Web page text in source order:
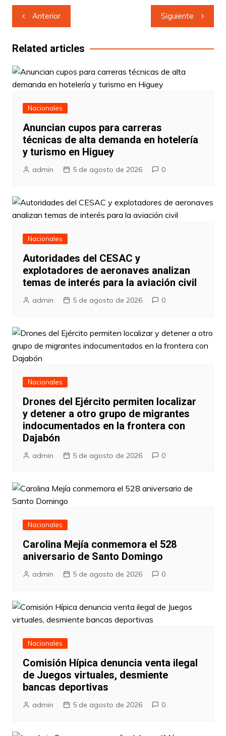
Navegación
de
entradas
Anterior Siguiente
Related articles
Nacionales
Anuncian cupos para carreras
técnicas de alta demanda en hotelería
y turismo en Higuey
admin 5 de agosto de 2026 0
Nacionales
Autoridades del CESAC y
explotadores de aeronaves analizan
temas de interés para la aviación civil
admin 5 de agosto de 2026 0
Nacionales
Drones del Ejército permiten localizar
y detener a otro grupo de migrantes
indocumentados en la frontera con
Dajabón
admin 5 de agosto de 2026 0
Nacionales
Carolina Mejía conmemora el 528
aniversario de Santo Domingo
admin 5 de agosto de 2026 0
Nacionales
Comisión Hípica denuncia venta ilegal
de Juegos virtuales, desmiente
bancas deportivas
admin 5 de agosto de 2026 0